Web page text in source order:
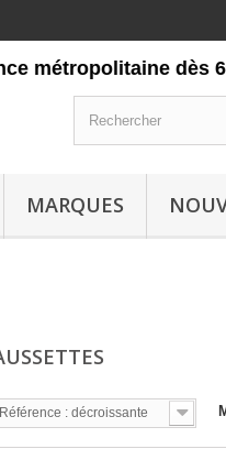
MARQUES
dès 60
Référence : décroissante